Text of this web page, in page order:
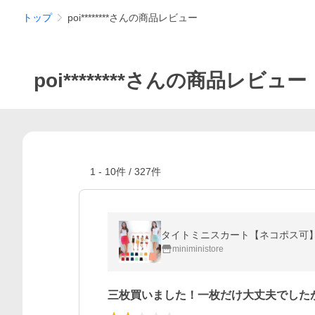
トップ poi********さんの商品レビュー
poi********さんの商品レビュー
1 - 10件 / 327件
タイトミニスカート【ネコポス可
miniministore
三枚買いました！一枚だけ大丈夫でし